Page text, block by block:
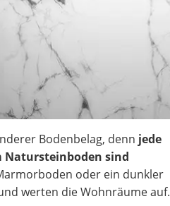
Bodenbelag, denn jede
Natursteinboden sind
oder ein dunkler
werten die Wohnräume auf.